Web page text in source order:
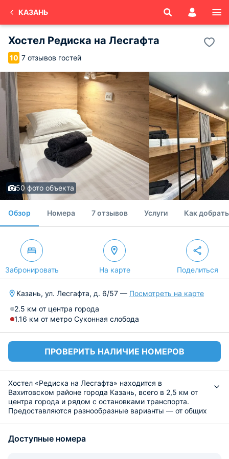
КАЗАНЬ
Хостел Редиска на Лесгафта
10 7 отзывов гостей
50 фото объекта
Обзор Номера 7 отзывов Услуги Как
Забронировать На карте Поделиться
Казань, ул. Лесгафта, д. 6/57 — Посмотреть на карте
2.5 км от центра города
1.16 км от метро Суконная слобода
ПРОВЕРИТЬ НАЛИЧИЕ НОМЕРОВ
Хостел «Редиска на Лесгафта» находится в
Вахитовском районе города Казань, всего в 2,5 км от
центра города и рядом с остановками транспорта.
Предоставляются разнообразные варианты — от общих
некоторых номерах. В распоряжении гостей
Доступные номера